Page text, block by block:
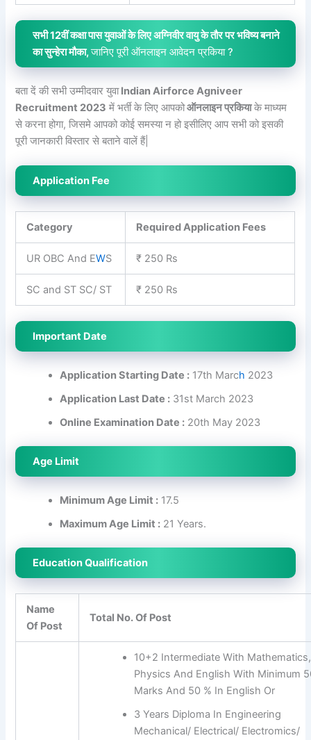
सभी 12वीं कक्षा पास युवाओं के लिए अग्निवीर वायु के तौर पर भविष्य बनाने
का सुन्हेरा मौका,जानिए पूरी ऑनलाइन आवेदन प्रकिया ?
बता दें की सभी उम्मीदवार युवाIndian Airforce Agniveer
Recruitment 2023 में भर्ती के लिए आपकोऑनलाइन प्रकियाके माध्यम
से करना होगा, जिसमे आपको कोई समस्या न हो इसीलिए आप सभी को इसकी
पूरी जानकारी विस्तार से बताने वालें हैं|
Application Fee
Category Required Application Fees
UR OBC And EWS ₹ 250 Rs
SC and ST SC/ ST ₹ 250 Rs
Important Date
Application Starting Date : 17th March 2023
Application Last Date : 31st March 2023
Online Examination Date : 20th May 2023
Age Limit
Minimum Age Limit : 17.5
Maximum Age Limit : 21 Years.
Education Qualification
Name
Of Post
Total No. Of Post
10+2 Intermediate With Mathematics,
Physics And English With Minimum
Marks And 50 % In English Or
3 Years Diploma In Engineering
Mechanical/ Electrical/ Electromics/